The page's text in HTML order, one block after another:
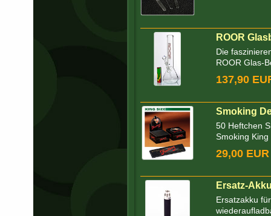
ROOR
Die
ROOR Glas-
137,90
Smoking
50 Heftchen
Smoking
29,00 EUR
Ersatz-
Ersatzakku